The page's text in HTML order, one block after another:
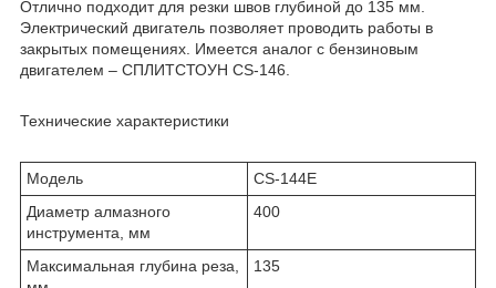
Отлично подходит для резки швов глубиной до 135 мм.
Электрический двигатель позволяет проводить работы в
закрытых помещениях. Имеется аналог с бензиновым
двигателем – СПЛИТСТОУН CS-146.
Технические характеристики
Модель
CS-144E
Диаметр алмазного
инструмента, мм
400
Максимальная глубина реза,
135